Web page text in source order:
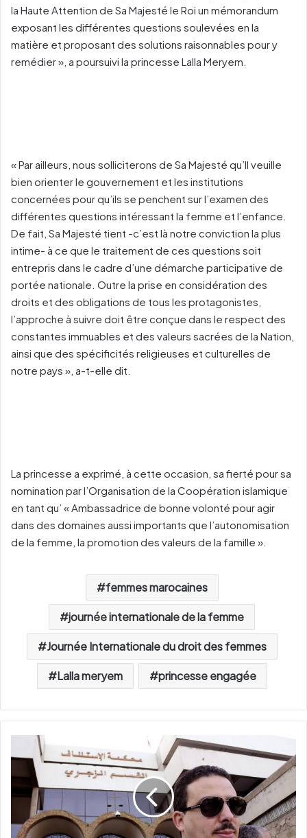
la Haute Attention de Sa Majesté le Roi un mémorandum
exposant les différentes questions soulevées en la
matière et proposant des solutions raisonnables pour y
remédier », a poursuivi la princesse Lalla Meryem.
« Par ailleurs, nous solliciterons de Sa Majesté qu’Il veuille
bien orienter le gouvernement et les institutions
concernées pour qu’ils se penchent sur l’examen des
différentes questions intéressant la femme et l’enfance.
De fait, Sa Majesté tient -c’est là notre conviction la plus
intime- à ce que le traitement de ces questions soit
entrepris dans le cadre d’une démarche participative de
portée nationale. Outre la prise en considération des
droits et des obligations de tous les protagonistes,
l’approche à suivre doit être conçue dans le respect des
constantes immuables et des valeurs sacrées de la Nation,
ainsi que des spécificités religieuses et culturelles de
notre pays », a-t-elle dit.
La princesse a exprimé, à cette occasion, sa fierté pour sa
nomination par l’Organisation de la Coopération islamique
en tant qu’ « Ambassadrice de bonne volonté pour agir
dans des domaines aussi importants que l’autonomisation
de la femme, la promotion des valeurs de la famille ».
femmes marocaines
journée internationale de la femme
Journée Internationale du droit des femmes
Lalla meryem princesse engagée
f
i
e